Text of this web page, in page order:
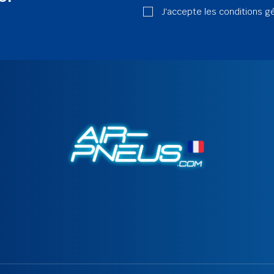
J'accepte les conditions